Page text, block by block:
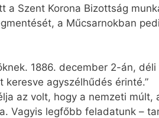
Szent Korona Bizottság
a Műcsarnokban
1886. december 2-án,
agyszélhűdés érinté.”
az volt, hogy a nemzeti múlt,
Vagyis legfőbb feladatunk –